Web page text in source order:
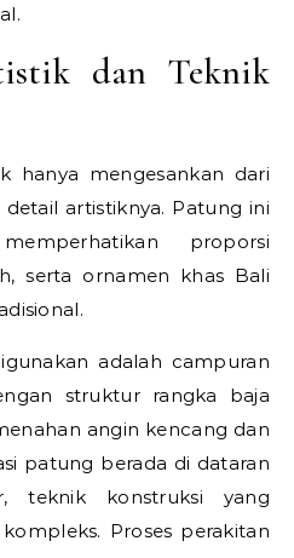
dan Teknik
hanya mengesankan dari
artistiknya. Patung ini
proporsi
serta ornamen khas Bali
adalah campuran
struktur rangka baja
angin kencang dan
patung berada di dataran
teknik konstruksi yang
Proses perakitan